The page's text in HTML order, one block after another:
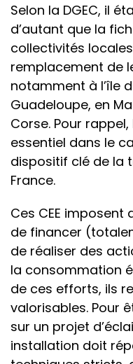
Selon la DGEC, il
d’autant que la
collectivités
remplacement de
notamment à l’île
Guadeloupe, en
Corse. Pour
essentiel dans le
dispositif clé de la
France.
Ces CEE imposent
de financer
de réaliser des
la consommation
de ces efforts, ils
valorisables. Pour
sur un projet
installation doit